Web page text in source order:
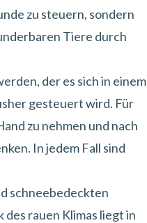
zu steuern, sondern
Tiere durch
der es sich in einem
gesteuert wird. Für
zu nehmen und nach
In jedem Fall sind
schneebedeckten
rauen Klimas liegt in